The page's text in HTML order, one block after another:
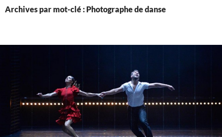
Archives par mot-clé : Photographe de danse